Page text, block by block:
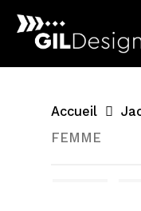
Skip
Accueil
FEMME